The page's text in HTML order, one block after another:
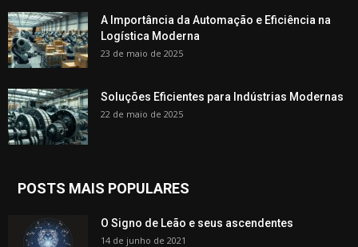
A Importância da Automação e Eficiência na
Logística Moderna
23 de maio de 2025
Soluções Eficientes para Indústrias Modernas
22 de maio de 2025
POSTS MAIS POPULARES
O Signo de Leão e seus ascendentes
14 de junho de 2021